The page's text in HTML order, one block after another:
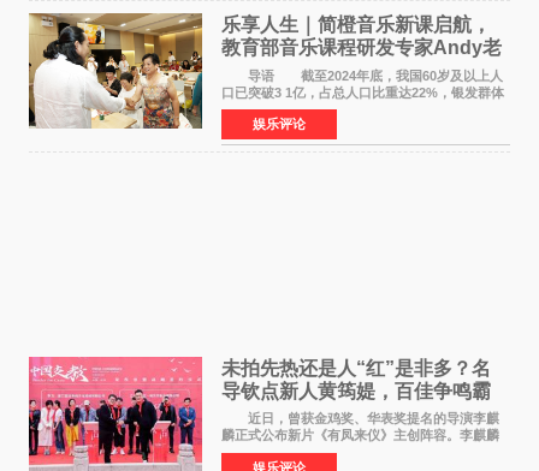
乐享人生｜简橙音乐新课启航，
教育部音乐课程研发专家Andy老
师重磅入驻领航银龄琴声
导语 截至2024年底，我国60岁及以上人
口已突破3 1亿，占总人口比重达22%，银发群体
的精神文化需求日益凸显。2024年1月，国务院办
公厅印发《关于发展银发经济增进老年人福祉的
意见》——这是
娱乐评论
未拍先热还是人“红”是非多？名
导钦点新人黄筠媞，百佳争鸣霸
气回应
近日，曾获金鸡奖、华表奖提名的导演李麒
麟正式公布新片《有凤来仪》主创阵容。李麒麟
早年凭电影《华容道》获得金鸡奖、华表奖提
娱乐评论